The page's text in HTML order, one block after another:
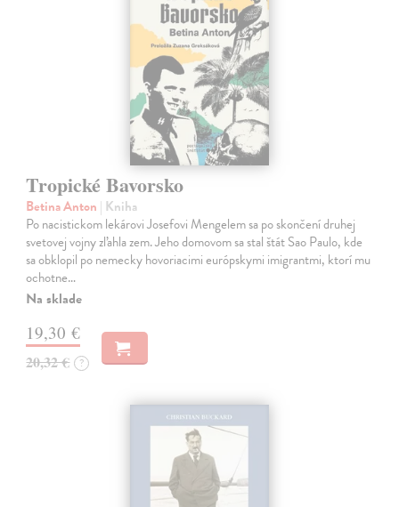
Tropické Bavorsko
Betina Anton | Kniha
Po nacistickom lekárovi Josefovi Mengelem sa po skončení druhej
svetovej vojny zľahla zem. Jeho domovom sa stal štát Sao Paulo, kde
sa obklopil po nemecky hovoriacimi európskymi imigrantmi, ktorí mu
ochotne…
Na sklade
19,30 €
20,32 € ?